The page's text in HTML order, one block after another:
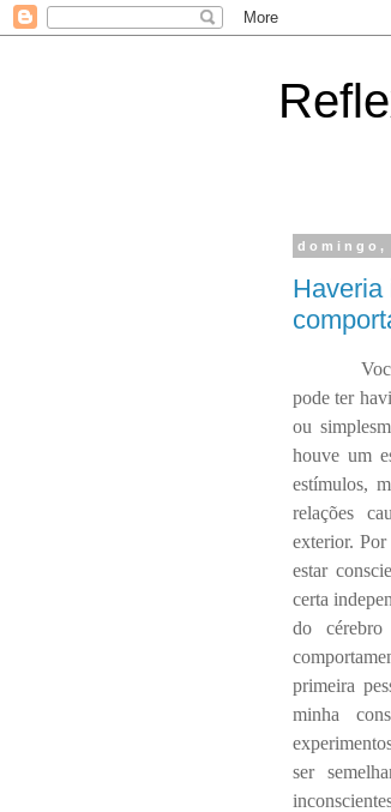
domingo,
Haveria
pode ter
ou
houve um
estímulos,
relações
exterior.
estar
certa
do cérebro
primeira
minha
ser